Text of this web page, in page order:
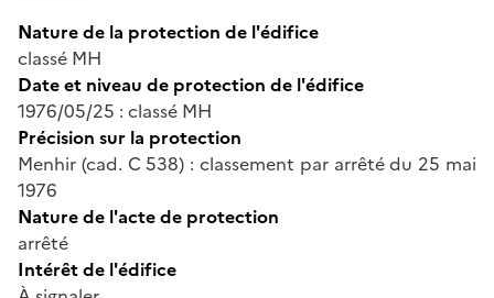
Nature de la protection de l'édifice
classé MH
Date et niveau de protection de l'édifice
1976/05/25 : classé MH
Précision sur la protection
Menhir (cad. C 538) : classement par arrêté du 25 mai
1976
Nature de l'acte de protection
arrêté
Intérêt de l'édifice